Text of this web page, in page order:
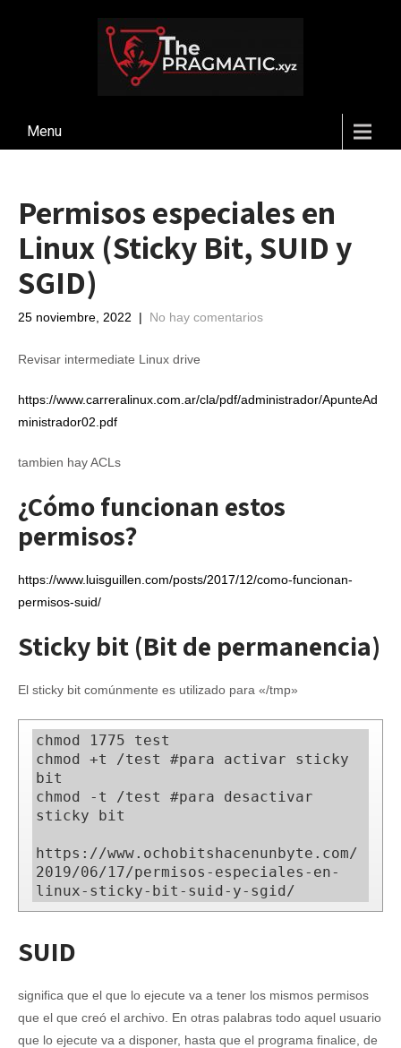
Menu
Permisos especiales en
Linux (Sticky Bit, SUID y
SGID)
25 noviembre, 2022 | No hay comentarios
Revisar intermediate Linux drive
https://www.carreralinux.com.ar/cla/pdf/administrador/ApunteAd
ministrador02.pdf
tambien hay ACLs
¿Cómo funcionan estos
permisos?
https://www.luisguillen.com/posts/2017/12/como-funcionan-
permisos-suid/
Sticky bit (Bit de permanencia)
El sticky bit comúnmente es utilizado para «/tmp»
chmod 1775 test
chmod +t /test #para activar sticky
bit
chmod -t /test #para desactivar
sticky bit
https://www.ochobitshacenunbyte.com/
2019/06/17/permisos-especiales-en-
linux-sticky-bit-suid-y-sgid/
SUID
significa que el que lo ejecute va a tener los mismos permisos
que el que creó el archivo. En otras palabras todo aquel usuario
que lo ejecute va a disponer, hasta que el programa finalice, de